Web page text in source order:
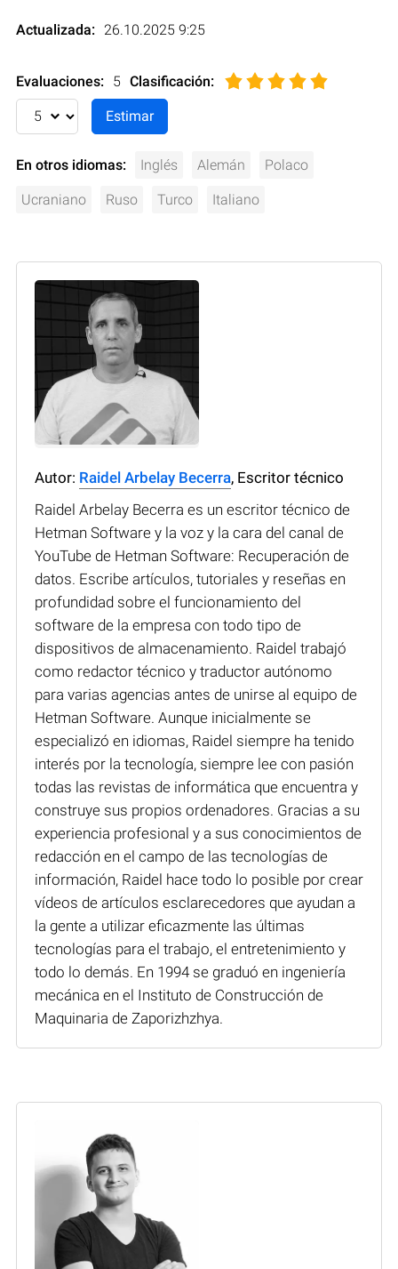
Actualizada: 26.10.2025 9:25
Evaluaciones: 5 Clasificación:
En otros idiomas: Inglés Alemán Polaco
Ucraniano Ruso Turco Italiano
Autor: Raidel Arbelay Becerra, Escritor técnico
Raidel Arbelay Becerra es un escritor técnico de
Hetman Software y la voz y la cara del canal de
YouTube de Hetman Software: Recuperación de
datos. Escribe artículos, tutoriales y reseñas en
profundidad sobre el funcionamiento del
software de la empresa con todo tipo de
dispositivos de almacenamiento. Raidel trabajó
como redactor técnico y traductor autónomo
para varias agencias antes de unirse al equipo de
Hetman Software. Aunque inicialmente se
especializó en idiomas, Raidel siempre ha tenido
interés por la tecnología, siempre lee con pasión
todas las revistas de informática que encuentra y
construye sus propios ordenadores. Gracias a su
experiencia profesional y a sus conocimientos de
redacción en el campo de las tecnologías de
información, Raidel hace todo lo posible por crear
vídeos de artículos esclarecedores que ayudan a
la gente a utilizar eficazmente las últimas
tecnologías para el trabajo, el entretenimiento y
todo lo demás. En 1994 se graduó en ingeniería
mecánica en el Instituto de Construcción de
Maquinaria de Zaporizhzhya.